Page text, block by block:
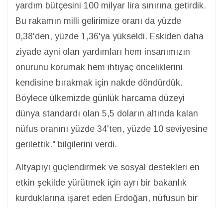
yardım bütçesini 100 milyar lira sınırına getirdik.
Bu rakamın milli gelirimize oranı da yüzde
0,38'den, yüzde 1,36'ya yükseldi. Eskiden daha
ziyade ayni olan yardımları hem insanımızın
onurunu korumak hem ihtiyaç önceliklerini
kendisine bırakmak için nakde döndürdük.
Böylece ülkemizde günlük harcama düzeyi
dünya standardı olan 5,5 doların altında kalan
nüfus oranını yüzde 34'ten, yüzde 10 seviyesine
gerilettik." bilgilerini verdi.
Altyapıyı güçlendirmek ve sosyal destekleri en
etkin şekilde yürütmek için ayrı bir bakanlık
kurduklarına işaret eden Erdoğan, nüfusun bir